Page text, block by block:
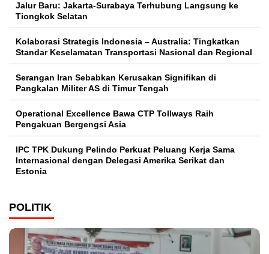
Jalur Baru: Jakarta-Surabaya Terhubung Langsung ke
Tiongkok Selatan
Kolaborasi Strategis Indonesia – Australia: Tingkatkan
Standar Keselamatan Transportasi Nasional dan Regional
Serangan Iran Sebabkan Kerusakan Signifikan di
Pangkalan Militer AS di Timur Tengah
Operational Excellence Bawa CTP Tollways Raih
Pengakuan Bergengsi Asia
IPC TPK Dukung Pelindo Perkuat Peluang Kerja Sama
Internasional dengan Delegasi Amerika Serikat dan
Estonia
POLITIK